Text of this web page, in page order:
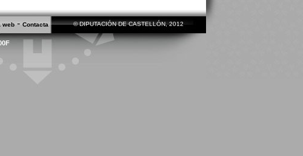
web - Contacta © DIPUTACIÓN DE CASTELLÓN, 2012